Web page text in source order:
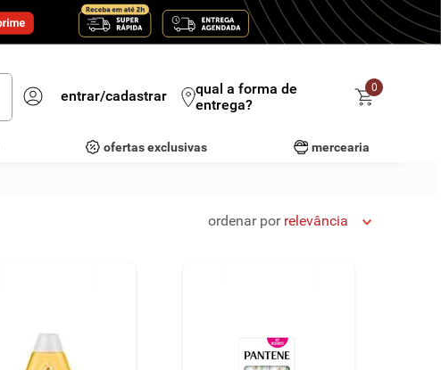
entrar/cadastrar
qual a forma de
entrega?
0
ofertas exclusivas mercearia
ordenar por relevância